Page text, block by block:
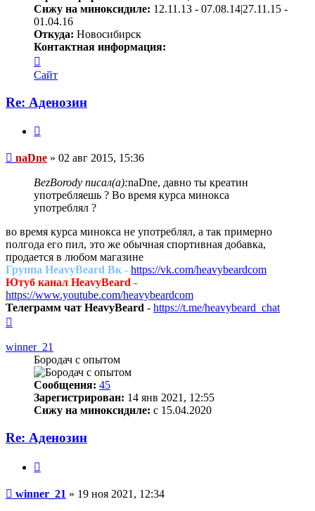
Сижу на миноксидиле: 12.11.13 - 07.08.14|27.11.15 -
01.04.16
Откуда: Новосибирск
Контактная информация:
информация
пользователя
Сайт
Re: Аденозин
Сообщение
naDne » 02 авг 2015, 15:36
BezBorody писал(а):naDne, давно ты креатин
употребляешь ? Во время курса минокса
употреблял ?
во время курса минокса не употреблял, а так примерно
полгода его пил, это же обычная спортивная добавка,
продается в любом магазине
Группа HeavyBeard Вк - https://vk.com/heavybeardcom
Ютуб канал HeavyBeard -
https://www.youtube.com/heavybeardcom
Телеграмм чат HeavyBeard - https://t.me/heavybeard_chat
началу
winner_21
Бородач с опытом
Сообщения: 45
Зарегистрирован: 14 янв 2021, 12:55
Сижу на миноксидиле: c 15.04.2020
Re: Аденозин
Сообщение
winner_21 » 19 ноя 2021, 12:34